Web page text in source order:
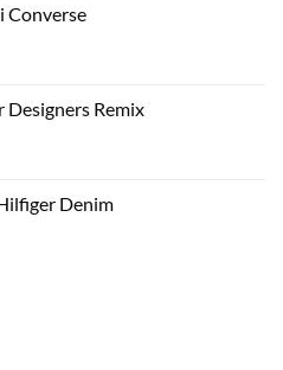
Converse
Designers Remix
Denim